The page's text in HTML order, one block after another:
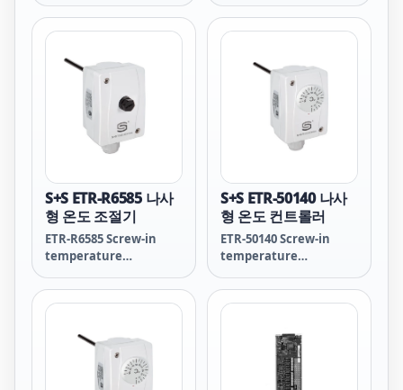
이에 유연한 연결 경로를
제공하여 테스트 중인 디바
개의 장비를 동시에 연결할
수 있도록 합니다. 이 장비
는 최대 45 MHz의 높은 대
역폭에서의 측정을 지원할
수 있습니다. 이 제품은 일
반 비독점인 표준 고속
USB 2.0 인터페이스를 사
용하므로 손쉽게 연결이 가
능하며 플러그 앤 플레이
기능으로 사용자가 빠르게
테스트를 설정 및 구성할
수 있습니다.
S+S ETR-R6585 나사
형 온도 조절기
ETR-R6585 Screw-in
temperature
S+S ETR-50140 나사
형 온도 컨트롤러
ETR-50140 Screw-in
temperature